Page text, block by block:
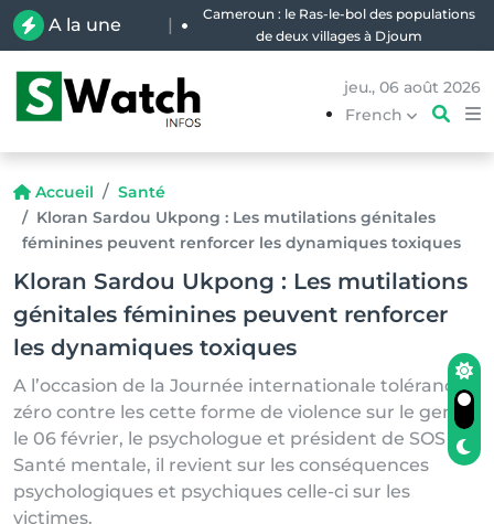
A la une |
Cameroun : le Ras-le-bol des populations
de deux villages à Djoum
jeu., 06 août 2026
French
Accueil
Santé
Kloran Sardou Ukpong : Les mutilations génitales
féminines peuvent renforcer les dynamiques toxiques
Kloran Sardou Ukpong : Les mutilations
génitales féminines peuvent renforcer
les dynamiques toxiques
A l’occasion de la Journée internationale tolérance
zéro contre les cette forme de violence sur le genre,
le 06 février, le psychologue et président de SOS
Santé mentale, il revient sur les conséquences
psychologiques et psychiques celle-ci sur les
victimes.